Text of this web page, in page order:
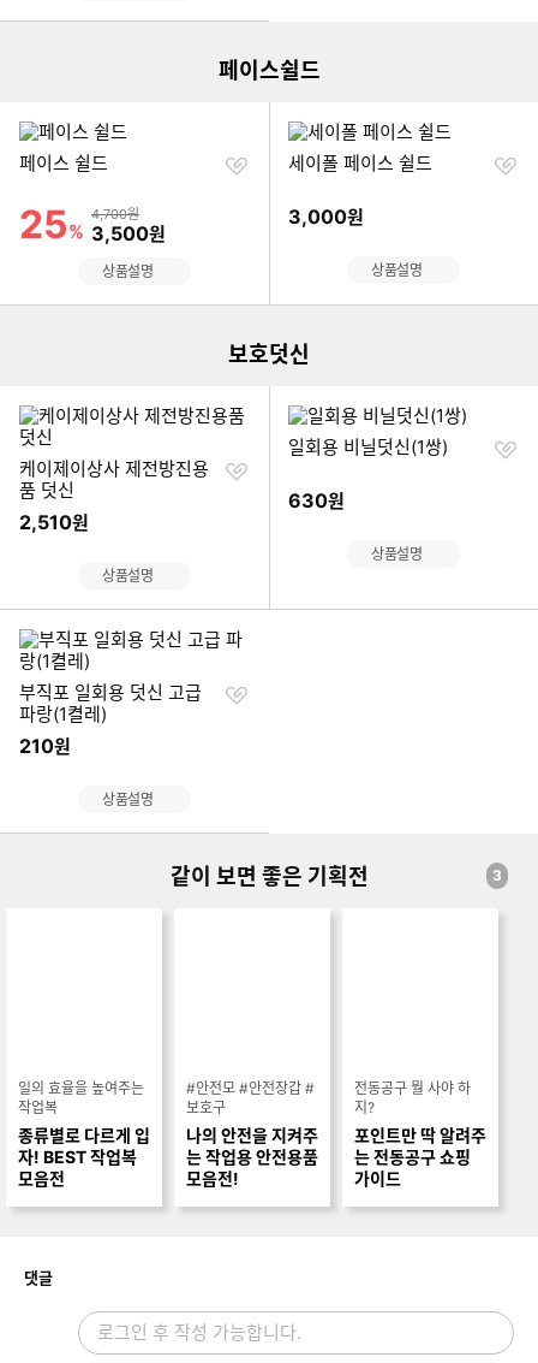
페이스쉴드
페이스 쉴드
할인률
25%
상품금액
4,700원
할인금액
3,500원
찜
상품설명
세이폴 페이스 쉴드
3,000원
찜
상품설명
보호덧신
케이제이상사 제전방진용
품 덧신
2,510원
찜
상품설명
일회용 비닐덧신(1쌍)
630원
찜
상품설명
부직포 일회용 덧신 고급
파랑(1켤레)
210원
찜
상품설명
같이 보면 좋은 기획전 3
일의 효율을 높여주는
작업복
종류별로 다르게 입
자! BEST 작업복
모음전
#안전모 #안전장갑 #
보호구
나의 안전을 지켜주
는 작업용 안전용품
모음전!
전동공구 뭘 사야 하
지?
포인트만 딱 알려주
는 전동공구 쇼핑
가이드
댓글개